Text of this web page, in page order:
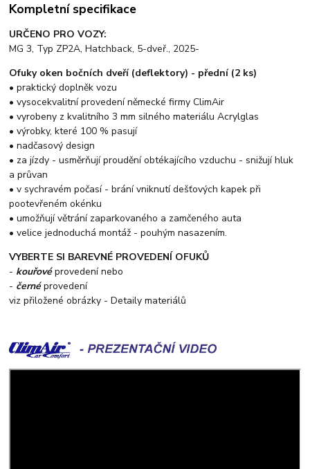
Kompletní specifikace
URČENO PRO VOZY:
MG 3, Typ ZP2A, Hatchback, 5-dveř., 2025-
Ofuky oken bočních dveří (deflektory) - přední (2 ks)
• praktický doplněk vozu
• vysocekvalitní provedení německé firmy ClimAir
• vyrobeny z kvalitního 3 mm silného materiálu Acrylglas
• výrobky, které 100 % pasují
• nadčasový design
• za jízdy - usměrňují proudění obtékajícího vzduchu - snižují hluk
a průvan
• v sychravém počasí - brání vniknutí dešťových kapek při
pootevřeném okénku
• umožňují větrání zaparkovaného a zamčeného auta
• velice jednoduchá montáž - pouhým nasazením.
VYBERTE SI BAREVNÉ PROVEDENÍ OFUKŮ
- kouřovéprovedení nebo
- černéprovedení
viz přiložené obrázky - Detaily materiálů